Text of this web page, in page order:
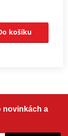
košíku
novinkách a